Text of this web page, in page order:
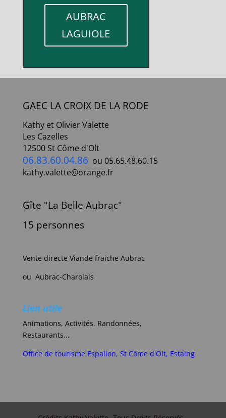
AUBRAC
LAGUIOLE
GAEC LA CROIX DE LA RODE
Kathy et Olivier Valette
Les Cazelles
12500 St Côme d'Olt
06.83.60.04.86 ou 05.65.48.60.15
kathy.valette@orange.fr
Gîte "La Belle Aubrac"
15 personnes
Vente directe Viande fraiche Aubrac
ou Aubrac-Charolais
Lien utile
Animations, Activités, Randonnées,
Restaurants...
Office de tourisme Espalion, St Côme d'Olt, Estaing